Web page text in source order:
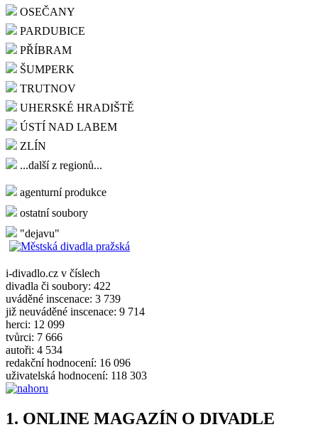
OSEČANY
PARDUBICE
PŘÍBRAM
ŠUMPERK
TRUTNOV
UHERSKÉ HRADIŠTĚ
ÚSTÍ NAD LABEM
ZLÍN
...další z regionů...
agenturní produkce
ostatní soubory
"dejavu"
i-divadlo.cz v číslech
divadla či soubory: 422
uváděné inscenace: 3 739
již neuváděné inscenace: 9 714
herci: 12 099
tvůrci: 7 666
autoři: 4 534
redakční hodnocení: 16 096
uživatelská hodnocení: 118 303
1. ONLINE MAGAZÍN O DIVADLE